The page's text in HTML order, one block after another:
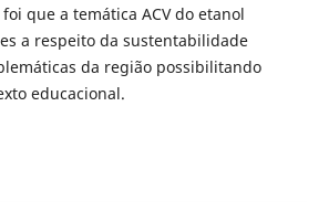
que a temática ACV do etanol
a respeito da sustentabilidade
da região possibilitando
educacional.